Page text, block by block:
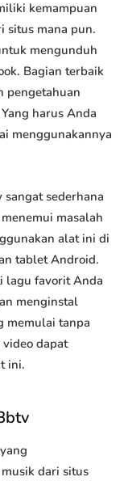
kemampuan
situs mana pun.
mengunduh
Bagian terbaik
pengetahuan
harus Anda
menggunakannya
sederhana
masalah
alat ini di
tablet Android.
lagu favorit Anda
menginstal
memulai tanpa
dapat
ini.
dari situs